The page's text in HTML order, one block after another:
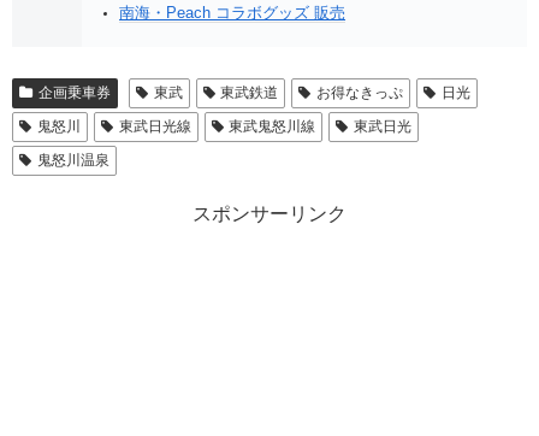
南海・Peach コラボグッズ 販売
企画乗車券 東武 東武鉄道 お得なきっぷ
日光
鬼怒川
東武日光線 東武鬼怒川線
東武日光
鬼怒川温泉
スポンサーリンク